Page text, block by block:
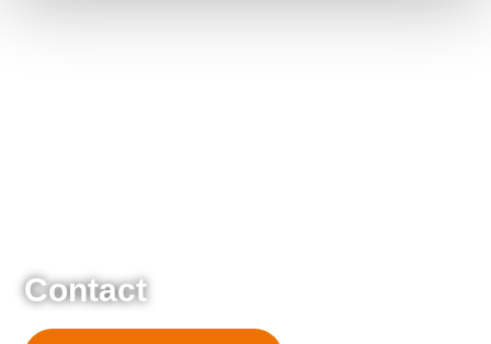
Contact